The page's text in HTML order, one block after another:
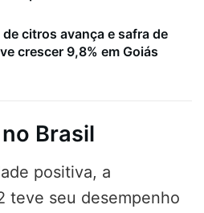
citros avança e safra de
crescer 9,8% em Goiás
Brasil
positiva, a
teve seu desempenho